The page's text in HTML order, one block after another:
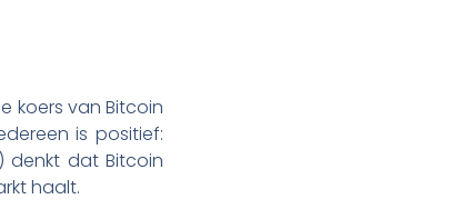
koers van Bitcoin
is positief:
denkt dat Bitcoin
haalt.